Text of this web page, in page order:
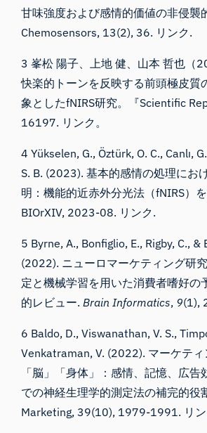
甘味強度および感情的価値の非侵襲
Chemosensors, 13(2), 36. リンク.
3 峯松 陽子、上地 健、山本 哲也（
快楽的トーンを反映する前頭極皮質
象としたfNIRS研究。『Scientific
16197. リンク。
4 Yükselen, G., Öztürk, O. C., Canlı,
S. B. (2023). 基本的感情の処理にお
明：機能的近赤外分光法（fNIRS）
BIOrXIV, 2023-08. リンク.
5 Byrne, A., Bonfiglio, E., Rigby, C., &
(2022). ニューロマーケティング研
定と機械学習を用いた消費者嗜好の
的レビュー.Brain Informatics, 9(1),
6 Baldo, D., Viswanathan, V. S.,
Venkatraman, V. (2022). マーケティ
「脳」「身体」：感情、記憶、広
での神経生理学的測定法の補完的役
Marketing, 39(10), 1979-1991. リ